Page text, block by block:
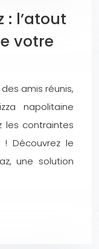
: l’atout
votre
amis réunis,
napolitaine
les contraintes
Découvrez le
une solution